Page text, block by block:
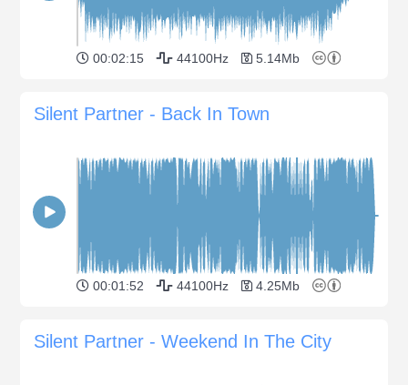
00:02:15 44100Hz 5.14Mb
Silent Partner - Back In Town
00:01:52 44100Hz 4.25Mb
Silent Partner - Weekend In The City